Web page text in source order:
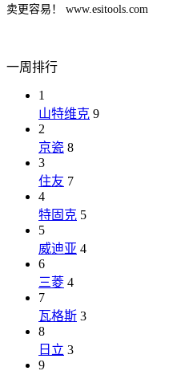
卖更容易！ www.esitools.com
一周排行
1
山特维克 9
2
京瓷 8
3
住友 7
4
特固克 5
5
威迪亚 4
6
三菱 4
7
瓦格斯 3
8
日立 3
9